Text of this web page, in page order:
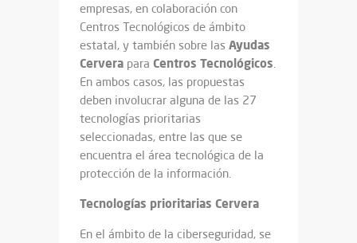
empresas, en colaboración con
Centros Tecnológicos de ámbito
estatal, y también sobre las Ayudas
Cervera para Centros Tecnológicos.
En ambos casos, las propuestas
deben involucrar alguna de las 27
tecnologías prioritarias
seleccionadas, entre las que se
encuentra el área tecnológica de la
protección de la información.
Tecnologías prioritarias Cervera
En el ámbito de la ciberseguridad, se